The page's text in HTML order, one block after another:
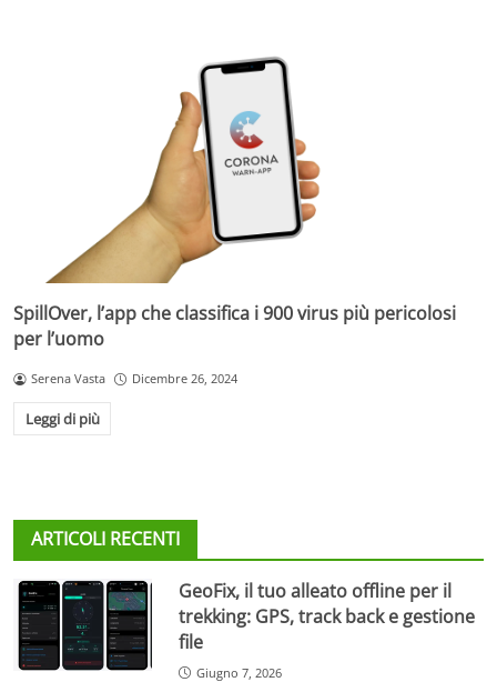
SpillOver, l’app che classifica i 900 virus più pericolosi
per l’uomo
Serena Vasta Dicembre 26, 2024
Leggi di più
ARTICOLI RECENTI
GeoFix, il tuo alleato offline per il
trekking: GPS, track back e gestione
file
Giugno 7, 2026